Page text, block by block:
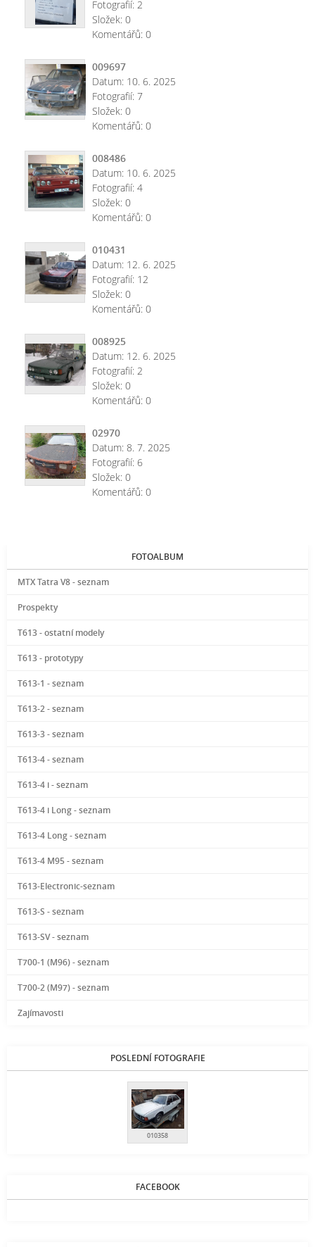
Fotografií: 2
Složek: 0
Komentářů: 0
009697
Datum: 10. 6. 2025
Fotografií: 7
Složek: 0
Komentářů: 0
008486
Datum: 10. 6. 2025
Fotografií: 4
Složek: 0
Komentářů: 0
010431
Datum: 12. 6. 2025
Fotografií: 12
Složek: 0
Komentářů: 0
008925
Datum: 12. 6. 2025
Fotografií: 2
Složek: 0
Komentářů: 0
02970
Datum: 8. 7. 2025
Fotografií: 6
Složek: 0
Komentářů: 0
FOTOALBUM
MTX Tatra V8 - seznam
Prospekty
T613 - ostatní modely
T613 - prototypy
T613-1 - seznam
T613-2 - seznam
T613-3 - seznam
T613-4 - seznam
T613-4 i - seznam
T613-4 i Long - seznam
T613-4 Long - seznam
T613-4 M95 - seznam
T613-Electronic-seznam
T613-S - seznam
T613-SV - seznam
T700-1 (M96) - seznam
T700-2 (M97) - seznam
Zajímavosti
POSLEDNÍ FOTOGRAFIE
010358
FACEBOOK